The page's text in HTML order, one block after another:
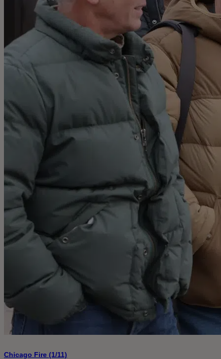
Chicago Fire (1/11)